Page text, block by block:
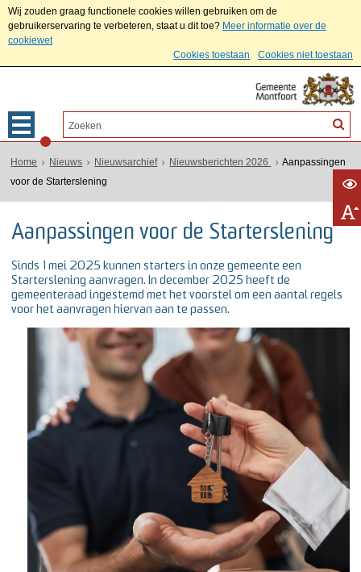
Wij zouden graag functionele cookies willen gebruiken om de
gebruikerservaring te verbeteren, staat u dit toe? Meer informatie over de
cookiewet
Cookies toestaan
Cookies niet toestaan
Home Nieuws Nieuwsarchief Nieuwsberichten 2026
Aanpassingen
voor de Starterslening
Aanpassingen voor de Starterslening
Sinds 1 mei 2025 kunnen starters in onze gemeente een
Starterslening aanvragen. In december 2025 heeft de
gemeenteraad ingestemd met het voorstel om een aantal regels
voor het aanvragen hiervan aan te passen.